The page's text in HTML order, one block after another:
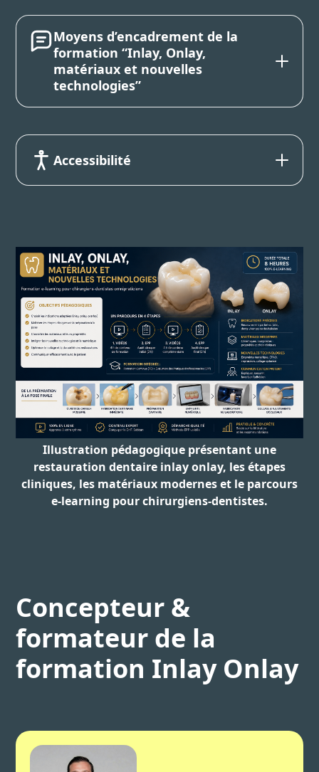
Moyens d’encadrement de la
formation “Inlay, Onlay,
matériaux et nouvelles
technologies”
Accessibilité
Illustration pédagogique présentant une
restauration dentaire inlay onlay, les étapes
cliniques, les matériaux modernes et le parcours
e-learning pour chirurgiens-dentistes.
Concepteur &
formateur de la
formation Inlay Onlay